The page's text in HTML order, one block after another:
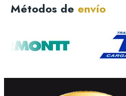
Métodos de envío